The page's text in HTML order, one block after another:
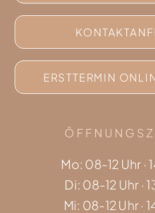
ERSTTERMIN
Mo: 08-12 Uhr ·
Di: 08-12 Uhr ·
Mi: 08-12 Uhr ·